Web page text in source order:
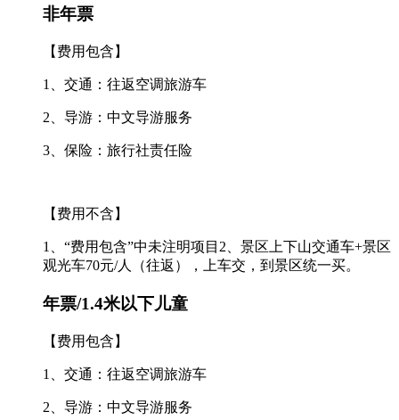
非年票
【费用包含】
1、交通：往返空调旅游车
2、导游：中文导游服务
3、保险：旅行社责任险
【费用不含】
1、“费用包含”中未注明项目2、景区上下山交通车+景区
观光车70元/人（往返），上车交，到景区统一买。
年票/1.4米以下儿童
【费用包含】
1、交通：往返空调旅游车
2、导游：中文导游服务